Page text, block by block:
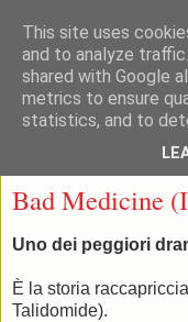
Bad Medicine
Uno dei peggiori
È la storia
Talidomide).
This site uses
and to analyze
shared with Google
metrics to ensure
statistics, and to